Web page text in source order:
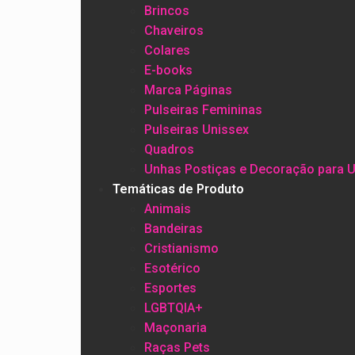
Brincos
Chaveiros
Colares
E-books
Marca Páginas
Pulseiras Femininas
Pulseiras Unissex
Quadros
Unhas Postiças e Decoração para
Temáticas de Produto
Animais
Bandeiras
Cristianismo
Esotérico
Esportes
LGBTQIA+
Maçonaria
Raças Pets